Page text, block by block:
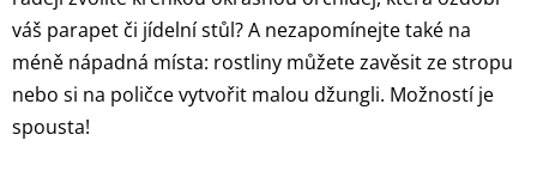
váš parapet či jídelní stůl? A nezapomínejte také na
méně nápadná místa: rostliny můžete zavěsit ze stropu
nebo si na poličce vytvořit malou džungli. Možností je
spousta!